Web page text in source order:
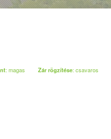
: magas Zár rögzítése: csavaros